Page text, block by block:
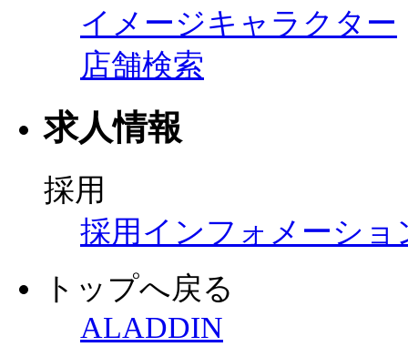
イメージキャラクター
店舗検索
求人情報
採用
採用インフォメーショ
トップへ戻る
ALADDIN